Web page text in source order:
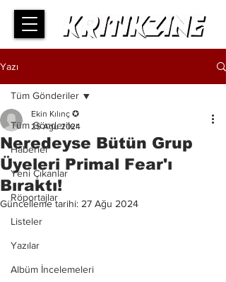
Yazı
Tüm Gönderiler
Haberler
Yeni Çıkanlar
Röportajlar
Listeler
Yazılar
Albüm İncelemeleri
Tüm Gönderiler
Neredeyse Bütün Grup
Üyeleri Primal Fear'ı
Bıraktı!
Ekin Kılınç ✪
25 Ağu 2024
Güncelleme tarihi: 27 Ağu 2024